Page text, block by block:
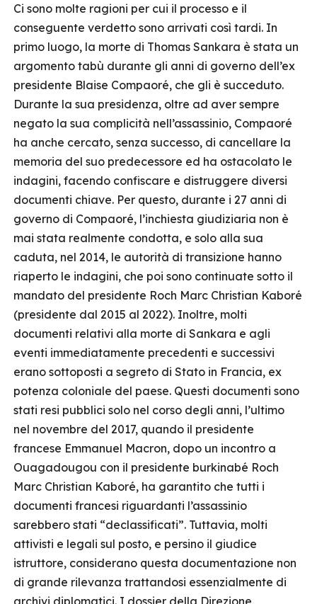
Ci sono molte ragioni per cui il processo e il
conseguente verdetto sono arrivati così tardi. In
primo luogo, la morte di Thomas Sankara è stata un
argomento tabù durante gli anni di governo dell’ex
presidente Blaise Compaoré, che gli è succeduto.
Durante la sua presidenza, oltre ad aver sempre
negato la sua complicità nell’assassinio, Compaoré
ha anche cercato, senza successo, di cancellare la
memoria del suo predecessore ed ha ostacolato le
indagini, facendo confiscare e distruggere diversi
documenti chiave. Per questo, durante i 27 anni di
governo di Compaoré, l’inchiesta giudiziaria non è
mai stata realmente condotta, e solo alla sua
caduta, nel 2014, le autorità di transizione hanno
riaperto le indagini, che poi sono continuate sotto il
mandato del presidente Roch Marc Christian Kaboré
(presidente dal 2015 al 2022). Inoltre, molti
documenti relativi alla morte di Sankara e agli
eventi immediatamente precedenti e successivi
erano sottoposti a segreto di Stato in Francia, ex
potenza coloniale del paese. Questi documenti sono
stati resi pubblici solo nel corso degli anni, l’ultimo
nel novembre del 2017, quando il presidente
francese Emmanuel Macron, dopo un incontro a
Ouagadougou con il presidente burkinabé Roch
Marc Christian Kaboré, ha garantito che tutti i
documenti francesi riguardanti l’assassinio
sarebbero stati “declassificati”. Tuttavia, molti
attivisti e legali sul posto, e persino il giudice
istruttore, considerano questa documentazione non
di grande rilevanza trattandosi essenzialmente di
archivi diplomatici. I dossier della Direzione